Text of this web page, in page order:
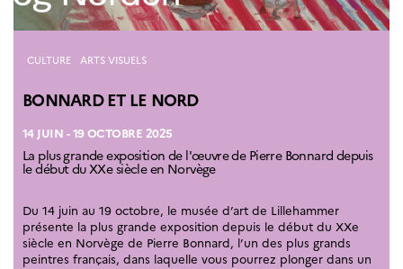
UNIVERSITÉS
Étudiants,
doctorants et
post-
doctorants
Étudier en France
Campus France
Norvège en voyage en
France
Norvège
Doctorats et post-
doctorats en
France
Catégories
CULTURE ARTS VISUELS
BONNARD ET LE NORD
14 JUIN - 19 OCTOBRE 2025
La plus grande exposition de l'œuvre de Pierre Bonnard depuis
le début du XXe siècle en Norvège
Du 14 juin au 19 octobre, le musée d’art de Lillehammer
présente la plus grande exposition depuis le début du XXe
siècle en Norvège de Pierre Bonnard, l’un des plus grands
peintres français, dans laquelle vous pourrez plonger dans un